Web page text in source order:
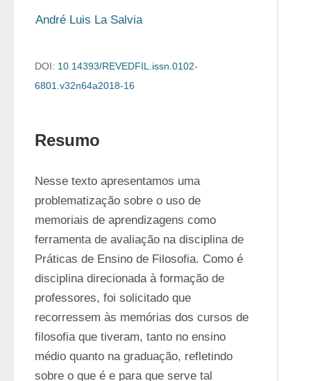
André Luis La Salvia
DOI: 10.14393/REVEDFIL.issn.0102-
6801.v32n64a2018-16
Resumo
Nesse texto apresentamos uma
problematização sobre o uso de
memoriais de aprendizagens como
ferramenta de avaliação na disciplina de
Práticas de Ensino de Filosofia. Como é
disciplina direcionada à formação de
professores, foi solicitado que
recorressem às memórias dos cursos de
filosofia que tiveram, tanto no ensino
médio quanto na graduação, refletindo
sobre o que é e para que serve tal